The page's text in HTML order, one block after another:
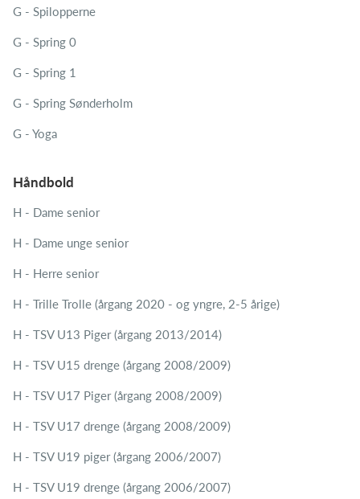
G - Spilopperne
G - Spring 0
G - Spring 1
G - Spring Sønderholm
G - Yoga
Håndbold
H - Dame senior
H - Dame unge senior
H - Herre senior
H - Trille Trolle (årgang 2020 - og yngre, 2-5 årige)
H - TSV U13 Piger (årgang 2013/2014)
H - TSV U15 drenge (årgang 2008/2009)
H - TSV U17 Piger (årgang 2008/2009)
H - TSV U17 drenge (årgang 2008/2009)
H - TSV U19 piger (årgang 2006/2007)
H - TSV U19 drenge (årgang 2006/2007)